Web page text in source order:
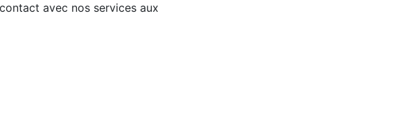
avec nos services aux